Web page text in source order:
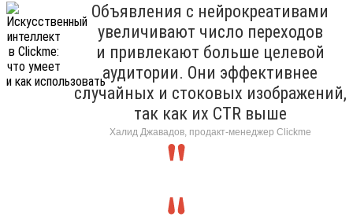
Объявления с нейрокреативами
увеличивают число переходов
и привлекают больше целевой
аудитории. Они эффективнее
случайных и стоковых изображений,
так как их CTR выше
Халид Джавадов, продакт-менеджер Clickme